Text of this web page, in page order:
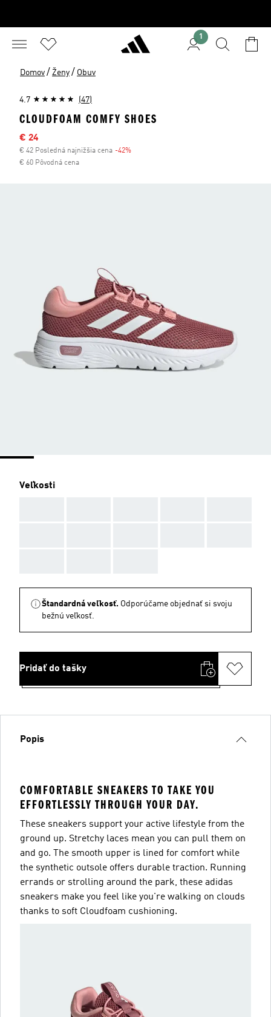
1
Domov / Ženy / Obuv
4.7 (47)
CLOUDFOAM COMFY SHOES
Výpredajová cena
€ 24
€ 42 Posledná najnižšia cena -42%
€ 60 Pôvodná cena
Veľkosti
Štandardná veľkosť. Odporúčame objednať si svoju
bežnú veľkosť.
Pridať do tašky
Popis
COMFORTABLE SNEAKERS TO TAKE YOU
EFFORTLESSLY THROUGH YOUR DAY.
These sneakers support your active lifestyle from the
ground up. Stretchy laces mean you can pull them on
and go. The smooth upper is lined for comfort while
the synthetic outsole offers durable traction. Running
errands or strolling around the park, these adidas
sneakers make you feel like you're walking on clouds
thanks to soft Cloudfoam cushioning.